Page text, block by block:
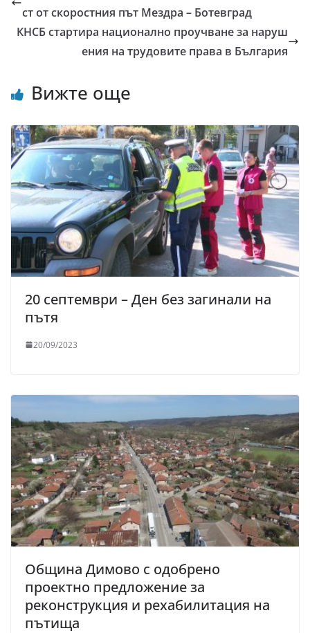
ст от скоростния път Мездра – Ботевград
КНСБ стартира национално проучване за наруш
ения на трудовите права в България
Вижте още
20 септември – Ден без загинали на
пътя
20/09/2023
Община Димово с одобрено
проектно предложение за
реконструкция и рехабилитация на
пътища